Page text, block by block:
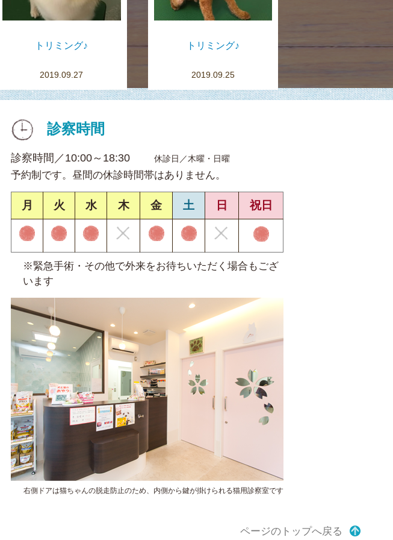
トリミング♪
2019.09.27
トリミング♪
2019.09.25
診察時間
診察時間／10:00～18:30 休診日／木曜・日曜
予約制です。昼間の休診時間帯はありません。
月 火 水 木 金 土 日 祝日
※緊急手術・その他で外来をお待ちいただく場合もござ
います
右側ドアは猫ちゃんの脱走防止のため、内側から鍵が掛けられる猫用診察室です
ページのトップへ戻る